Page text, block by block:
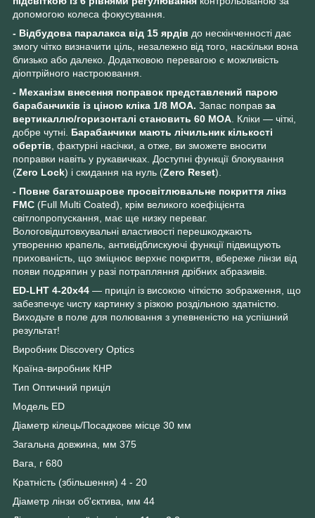
допомогою колеса фокусування.
- Відбудова паралакса від 15 ярдів до нескінченності дає
змогу чітко визначити ціль, незалежно від того, наскільки вона
близько або далеко. Додатковою перевагою є можливість
діоптрійного настроювання.
- Механізм внесення поправок представлений парою
барабанчиків із ціною кліка 1/8 MOA. Запас поправ за
вертикаллю/горизонталі становить 60 MOA . Кліки — чіткі,
добре чутні. Барабанчики мають лічильник кількості
обертів , фактурні насічки, а отже, ви зможете вносити
поправки навіть у рукавичках. Доступні функції блокування
(Zero Lock) і скидання на нуль (Zero Reset).
- Повне багатошарове просвітлювальне покриття лінз
FMC (Full Multi Coated), крім великого коефіцієнта
світлопропускання, має ще низку переваг.
Вологовідштовхувальні властивості перешкоджають
утворенню крапель, антивідблискуючі функції підвищують
прихованість, що зміцнює верхнє покриття, вбереже лінзи від
появи подряпин у разі потрапляння дрібних абразивів.
ED-LHT 4-20х44 — приціл із високою чіткістю зображення, що
забезпечує чисту картинку з різкою роздільною здатністю.
Виходьте в поле для полювання з упевненістю на успішний
результат!
Виробник Discovery Optics
Країна-виробник КНР
Тип Оптичний приціл
Модель ED
Діаметр кілець/Посадкове місце 30 мм
Загальна довжина, мм 375
Вага, г 680
Кратність (збільшення) 4 - 20
Діаметр лінзи об'єктива, мм 44